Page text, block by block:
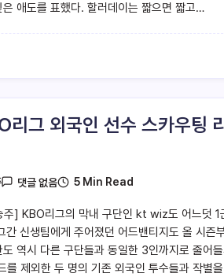
애도를 표했다. 할러데이는 짧으면 짧고…
리그 외국인 선수 스카우팅
댓글 없음 5 Min Read
주] KBO리그의 막내 구단인 kt wiz도 어느덧 1
간 신생팀에게 주어졌던 어드밴티지도 올 시즌
역시 다른 구단들과 동일한 3인까지로 줄어
를 제외한 두 명의 기존 외국인 투수들과 작별